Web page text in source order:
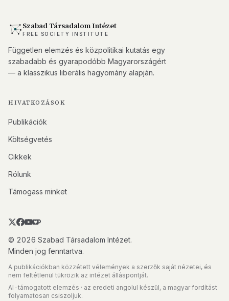
Szabad Társadalom Intézet
FREE SOCIETY INSTITUTE
Független elemzés és közpolitikai kutatás egy
szabadabb és gyarapodóbb Magyarországért
— a klasszikus liberális hagyomány alapján.
HIVATKOZÁSOK
Publikációk
Költségvetés
Cikkek
Rólunk
Támogass minket
© 2026 Szabad Társadalom Intézet.
Minden jog fenntartva.
A publikációkban közzétett vélemények a szerzők saját nézetei, és
nem feltétlenül tükrözik az intézet álláspontját.
AI-támogatott elemzés · az eredeti angolul készül, a magyar fordítást
folyamatosan csiszoljuk.